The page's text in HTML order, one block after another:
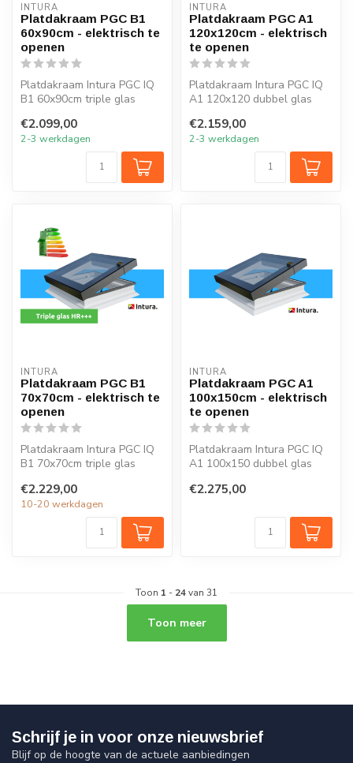
INTURA
Platdakraam PGC B1
60x90cm - elektrisch te
openen
Platdakraam Intura PGC IQ
B1 60x90cm triple glas
eenvoudi...
€2.099,00
2-3 werkdagen
INTURA
Platdakraam PGC A1
120x120cm - elektrisch
te openen
Platdakraam Intura PGC IQ
A1 120x120 dubbel glas
eenvoudig...
€2.159,00
2-3 werkdagen
INTURA
Platdakraam PGC B1
70x70cm - elektrisch te
openen
Platdakraam Intura PGC IQ
B1 70x70cm triple glas
eenvoudi...
€2.229,00
10-20 werkdagen
INTURA
Platdakraam PGC A1
100x150cm - elektrisch
te openen
Platdakraam Intura PGC IQ
A1 100x150 dubbel glas
eenvoudig...
€2.275,00
Toon 1 - 24van 31
Toon meer
Schrijf je in voor onze nieuwsbrief
Blijf op de hoogte van de actuele aanbiedingen